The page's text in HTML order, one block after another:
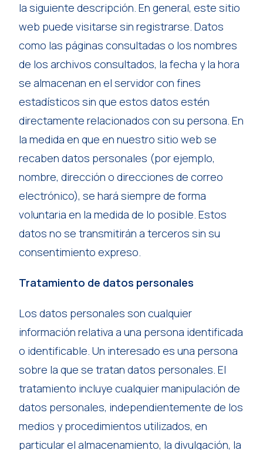
la siguiente descripción. En general, este sitio
web puede visitarse sin registrarse. Datos
como las páginas consultadas o los nombres
de los archivos consultados, la fecha y la hora
se almacenan en el servidor con fines
estadísticos sin que estos datos estén
directamente relacionados con su persona. En
la medida en que en nuestro sitio web se
recaben datos personales (por ejemplo,
nombre, dirección o direcciones de correo
electrónico), se hará siempre de forma
voluntaria en la medida de lo posible. Estos
datos no se transmitirán a terceros sin su
consentimiento expreso.
Tratamiento de datos personales
Los datos personales son cualquier
información relativa a una persona identificada
o identificable. Un interesado es una persona
sobre la que se tratan datos personales. El
tratamiento incluye cualquier manipulación de
datos personales, independientemente de los
medios y procedimientos utilizados, en
particular el almacenamiento, la divulgación, la